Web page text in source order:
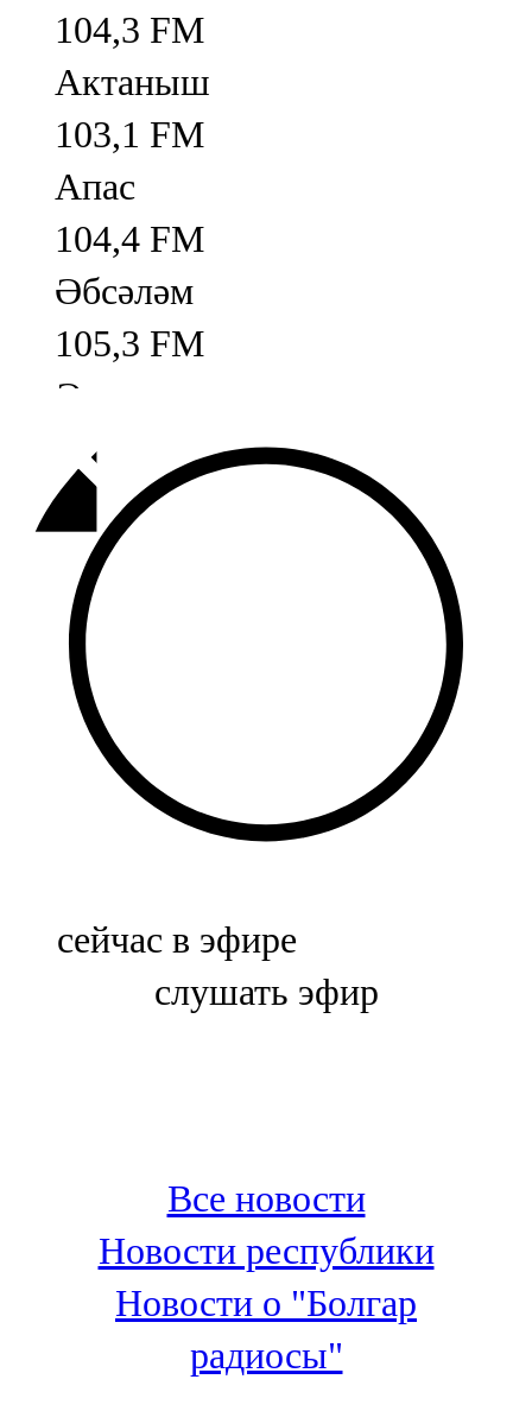
104,3 FM
Актаныш
103,1 FM
Апас
104,4 FM
Әбсәләм
105,3 FM
Әлмәт
92,9 FM
Базарлы матак
107,1 FM
Балык бистәсе
104,9 FM
Баулы
107,5 FM
Биләр
Болгар
100,3 FM
Зәй
106,6 FM
Кадыбаш
105,2 FM
сейчас в эфире
слушать эфир
Все новости
Новости республики
Новости о "Болгар
радиосы"